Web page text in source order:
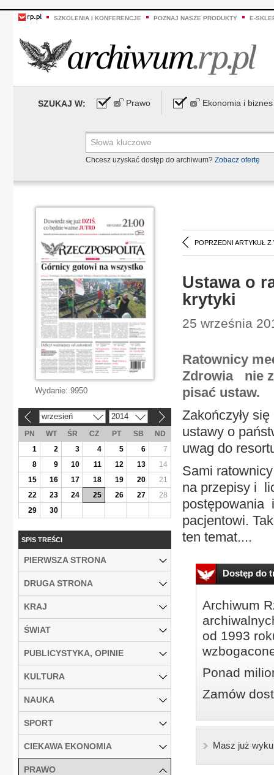
SZKOLENIA I KONFERENCJE POZNAJ NASZE PRODUKTY E-
SZUKAJ W: Prawo Ekonomia i biznes
Chcesz uzyskać dostęp do archiwum? Zobacz ofertę
POPRZEDNI ARTYKUŁ Z
Ustawa o
krytyki
25 września
Ratownicy
Zdrowia nie
pisać ustaw.
Zakończyły
ustawy o
uwag do
Sami
na przepisy i
postępowania
pacjentowi.
ten temat....
Dostęp do
Archiwum
od 1993
Ponad
Zamów
Masz już
Wydanie: 9950
wrzesień 2014
PN WT ŚR CZ PT SB
ND
1
2 3 4 5 6
7
8
9 10 11 12 13
14
15
16 17 18 19 20
21
22
23 24 25 26 27
28
29
30
SPIS TREŚCI
PIERWSZA STRONA
DRUGA STRONA
KRAJ
ŚWIAT
PUBLICYSTYKA, OPINIE
KULTURA
NAUKA
SPORT
CIEKAWA EKONOMIA
PRAWO